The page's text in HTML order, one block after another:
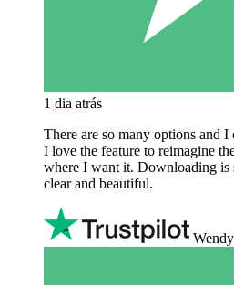
1 dia atrás
There are so many options and
I love the feature to reimagine
where I want it. Downloading is
clear and beautiful.